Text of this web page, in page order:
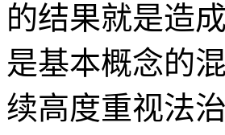
的结果就是造
是基本概念的
续高度重视法